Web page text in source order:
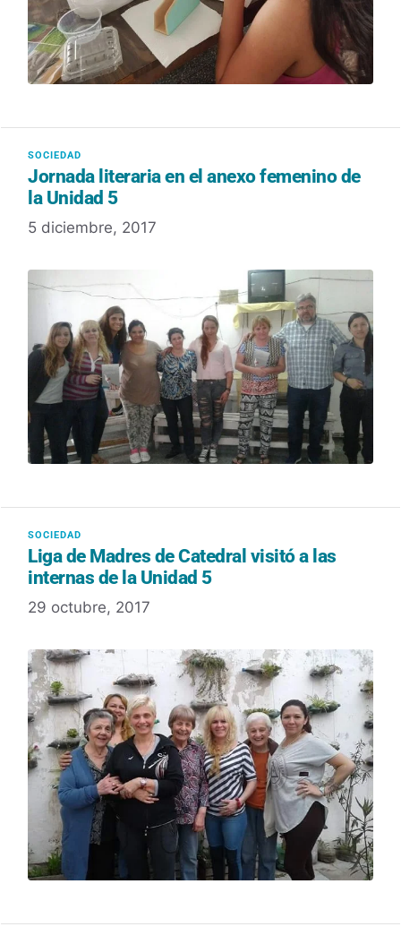
Jornada literaria en el anexo femenino de
la Unidad 5
5 diciembre, 2017
Liga de Madres de Catedral visitó a las
internas de la Unidad 5
29 octubre, 2017